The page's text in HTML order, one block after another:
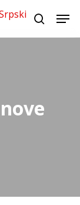
search